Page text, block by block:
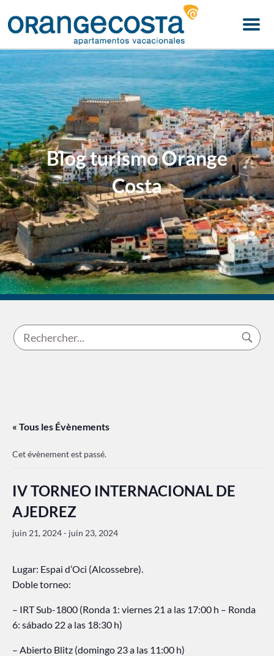
Menu
Blog turismo Orange
Costa
« Tous les Évènements
Cet évènement est passé.
IV TORNEO INTERNACIONAL DE
AJEDREZ
juin 21, 2024- juin 23, 2024
Lugar: Espai d’Oci (Alcossebre).
Doble torneo:
– IRT Sub-1800 (Ronda 1: viernes 21 a las 17:00 h – Ronda
6: sábado 22 a las 18:30 h)
– Abierto Blitz (domingo 23 a las 11:00 h)